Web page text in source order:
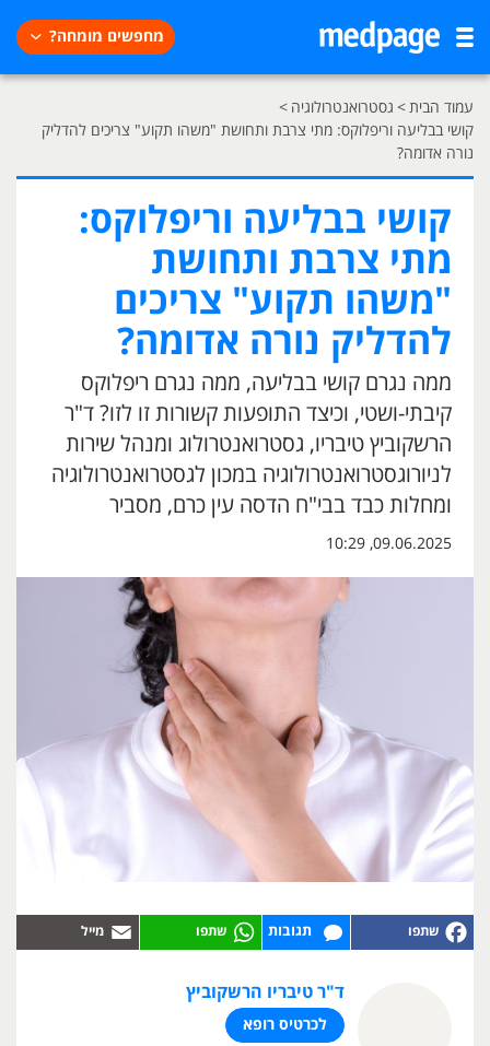
מחפשים מומחה?
עמוד הבית> גסטרואנטרולוגיה >
קושי בבליעה וריפלוקס: מתי צרבת ותחושת "משהו תקוע" צריכים להדליק
נורה אדומה?
קושי בבליעה וריפלוקס:
מתי צרבת ותחושת
"משהו תקוע" צריכים
להדליק נורה אדומה?
ממה נגרם קושי בבליעה, ממה נגרם ריפלוקס
קיבתי-ושטי, וכיצד התופעות קשורות זו לזו? ד"ר
הרשקוביץ טיבריו, גסטרואנטרולוג ומנהל שירות
לניורוגסטרואנטרולוגיה במכון לגסטרואנטרולוגיה
ומחלות כבד בבי"ח הדסה עין כרם, מסביר
09.06.2025, 10:29
תגובות
ד"ר טיבריו הרשקוביץ
לכרטיס רופא